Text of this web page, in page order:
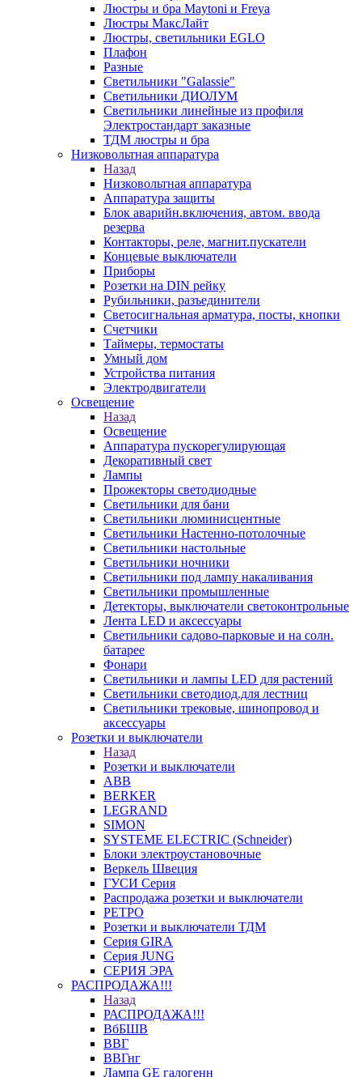
Люстры и бра Maytoni и Freya
Люстры МаксЛайт
Люстры, светильники EGLO
Плафон
Разные
Светильники "Galassie"
Светильники ДИОЛУМ
Светильники линейные из профиля
Электростандарт заказные
ТДМ люстры и бра
Низковольтная аппаратура
Назад
Низковольтная аппаратура
Аппаратура защиты
Блок аварийн.включения, автом. ввода
резерва
Контакторы, реле, магнит.пускатели
Концевые выключатели
Приборы
Розетки на DIN рейку
Рубильники, разъединители
Светосигнальная арматура, посты, кнопки
Счетчики
Таймеры, термостаты
Умный дом
Устройства питания
Электродвигатели
Освещение
Назад
Освещение
Аппаратура пускорегулирующая
Декоративный свет
Лампы
Прожекторы светодиодные
Светильники для бани
Светильники люминисцентные
Светильники Настенно-потолочные
Светильники настольные
Светильники ночники
Светильники под лампу накаливания
Светильники промышленные
Детекторы, выключатели светоконтрольные
Лента LED и аксессуары
Светильники садово-парковые и на солн.
батарее
Фонари
Светильники и лампы LED для растений
Светильники светодиод.для лестниц
Светильники трековые, шинопровод и
аксессуары
Розетки и выключатели
Назад
Розетки и выключатели
ABB
BERKER
LEGRAND
SIMON
SYSTEME ELECTRIC (Schneider)
Блоки электроустановочные
Веркель Швеция
ГУСИ Серия
Распродажа розетки и выключатели
РЕТРО
Розетки и выключатели ТДМ
Серия GIRA
Серия JUNG
СЕРИЯ ЭРА
РАСПРОДАЖА!!!
Назад
РАСПРОДАЖА!!!
ВбБШВ
ВВГ
ВВГнг
Лампа GE галогенн